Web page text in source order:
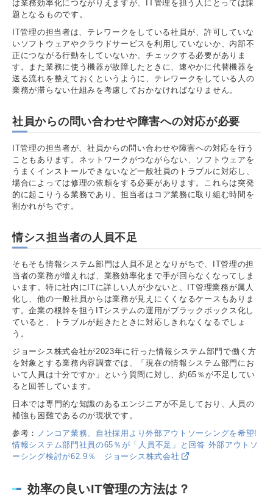
は業務効率化につながりえますが、IT管理を担う人にとっては課
題となるものです。
IT管理の担当者は、テレワークをしている社員が、許可していな
いソフトウェアやクラウドサービスを利用していないか、内部不
正につながる行動をしていないか、チェックする必要がありま
す。また業務に使う機器が故障したときに、速やかに代替機器を
送る流れを整えておくというように、テレワークをしている人の
業務が滞らない仕組みを考慮しておかなければなりません。
社員からの問い合わせや障害への対応が必要
IT管理の担当者が、社員からの問い合わせや障害への対応を行う
こともあります。ネットワークがつながらない、ソフトウェアを
うまくインストールできないなど一般社員のトラブルに対応し、
場合によっては修理の依頼をする必要があります。これらは突発
的に起こりうる業務であり、担当者はコア業務に取り組む時間を
割かれがちです。
情シス担当者の人員不足
そもそも情報システム部門は人員不足となりがちで、IT管理の担
当者の業務が増えれば、業務効率化まで手が回らなくなってしま
います。特に社内にITに詳しい人が少ないと、IT管理業務が属人
化し、他の一般社員からは業務が見えにくくなるケースもありま
す。企業の根幹を担うITシステムの運用がブラックボックス化し
ていると、トラブルが起きたときに対応しきれなくなるでしょ
う。
ジョーシス株式会社が2023年に行った情報システム部門で働く方
を対象とする業務内容調査では、「現在の情報システム部門にお
いて人員は十分ですか」という質問に対し、約65％が不足してい
ると回答しています。
日本では専門的な知識のあるエンジニアが不足しており、人員の
補強も困難であるのが現状です。
参考：
ノンコア業務、自社採用より外部アウトソーシングを希望!
情報システム部門社員の65％が「人員不足」と回答 外部アウトソ
ーシング検討が62.9％ ジョーシス株式会社
効率の良いIT管理の方法は？